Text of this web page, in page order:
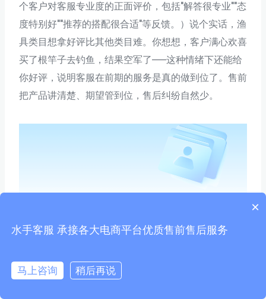
个客户对客服专业度的正面评价，包括"解答很专业""态
度特别好""推荐的搭配很合适"等反馈。）说个实话，渔
具类目想拿好评比其他类目难。你想想，客户满心欢喜
买了根竿子去钓鱼，结果空军了——这种情绪下还能给
你好评，说明客服在前期的服务是真的做到位了。售前
把产品讲清楚、期望管到位，售后纠纷自然少。
我的观点：客服行业有个很讽刺的真相——你看到的
后全变成售后差评。所以我们特别重视售前的话术质
×
水手客服 承接各大电商平台优质售前售后服务
马上咨询 稍后再说